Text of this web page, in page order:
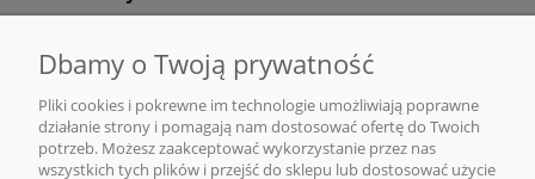
O NAS
DMG MONIKA GAWENDA | Sklep internetowy z kawą i herbatą | ul. Rajska
Dbamy o Twoją prywatność
Pliki cookies i pokrewne im technologie umożliwiają poprawne
działanie strony i pomagają nam dostosować ofertę do Twoich
potrzeb. Możesz zaakceptować wykorzystanie przez nas
wszystkich tych plików i przejść do sklepu lub dostosować użycie